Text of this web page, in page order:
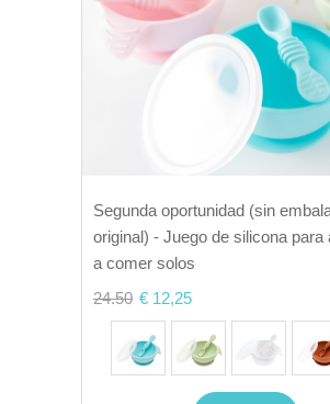
Segunda oportunidad (sin
original) - Juego de silicona para
a comer solos
24.50 € 12,25